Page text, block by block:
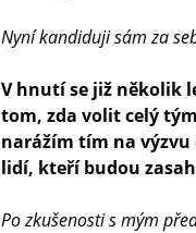
Nyní kandiduji sám za
V hnutí se již několik
tom, zda volit celý
narážím tím na
lidí, kteří budou
Po zkušenosti s mým